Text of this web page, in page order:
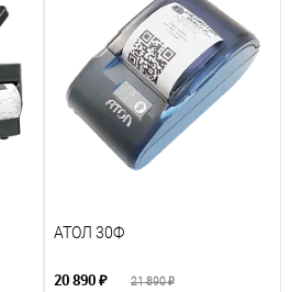
АТОЛ 30Ф
20 890 ₽ 21 890 ₽